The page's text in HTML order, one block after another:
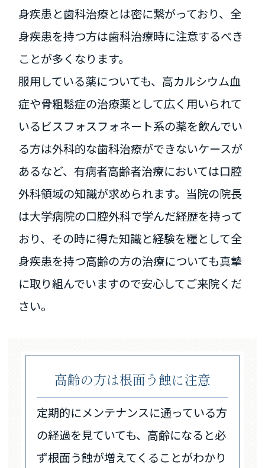
身疾患と歯科治療とは密に繋がっており、全
身疾患を持つ方は歯科治療時に注意するべき
ことが多くなります。
服用している薬についても、高カルシウム血
症や骨粗鬆症の治療薬として広く用いられて
いるビスフォスフォネート系の薬を飲んでい
る方は外科的な歯科治療ができないケースが
あるなど、有病者高齢者治療においては口腔
外科領域の知識が求められます。当院の院長
は大学病院の口腔外科で学んだ経歴を持って
おり、その時に得た知識と経験を糧として全
身疾患を持つ高齢の方の治療についても真摯
に取り組んでいますので安心してご来院くだ
さい。
高齢の方は根面う蝕に注意
定期的にメンテナンスに通っている方
の経過を見ていても、高齢になると必
ず根面う蝕が増えてくることがわかり